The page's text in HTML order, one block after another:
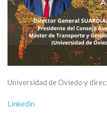
Universidad de Oviedo y
Linkedin